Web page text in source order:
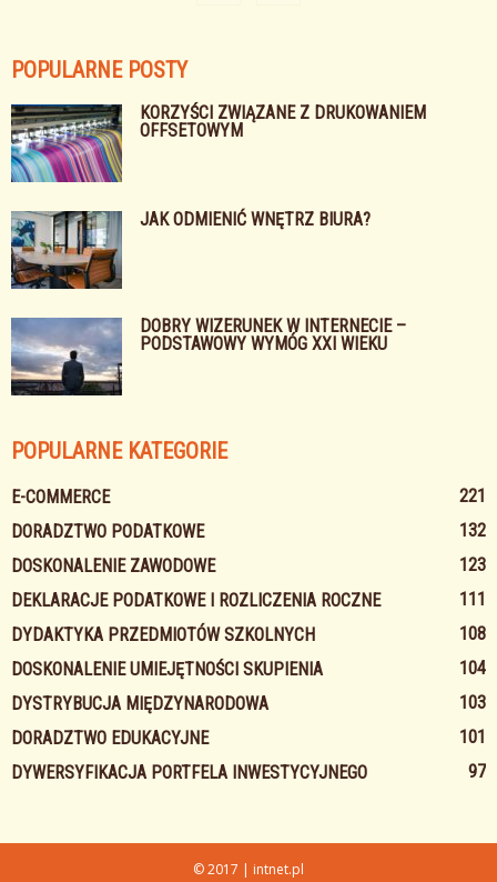
POPULARNE POSTY
KORZYŚCI ZWIĄZANE Z DRUKOWANIEM
OFFSETOWYM
JAK ODMIENIĆ WNĘTRZ BIURA?
DOBRY WIZERUNEK W INTERNECIE –
PODSTAWOWY WYMÓG XXI WIEKU
POPULARNE KATEGORIE
E-COMMERCE
221
DORADZTWO PODATKOWE
132
DOSKONALENIE ZAWODOWE
123
DEKLARACJE PODATKOWE I ROZLICZENIA ROCZNE
111
DYDAKTYKA PRZEDMIOTÓW SZKOLNYCH
108
DOSKONALENIE UMIEJĘTNOŚCI SKUPIENIA
104
DYSTRYBUCJA MIĘDZYNARODOWA
103
DORADZTWO EDUKACYJNE
101
DYWERSYFIKACJA PORTFELA INWESTYCYJNEGO
97
© 2017 | intnet.pl